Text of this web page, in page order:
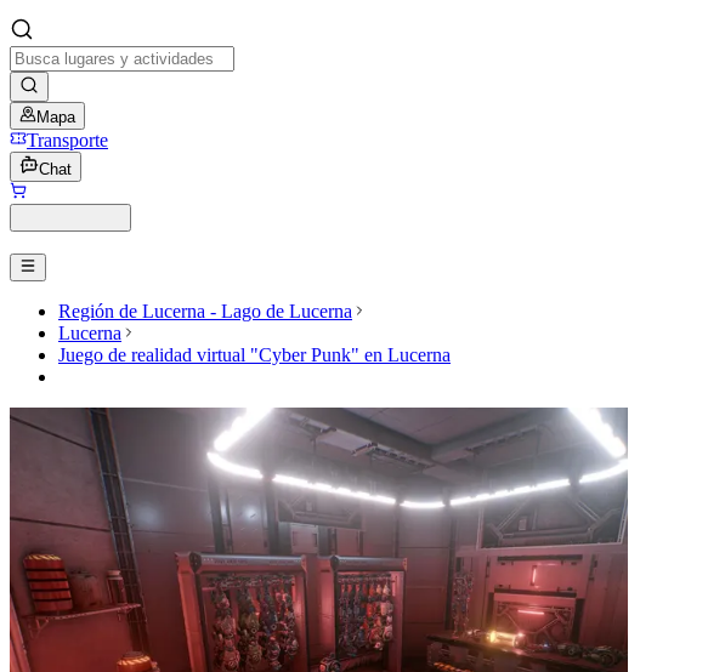
Mapa
Transporte
Chat
Región de Lucerna - Lago de Lucerna
Lucerna
Juego de realidad virtual "Cyber Punk" en Lucerna